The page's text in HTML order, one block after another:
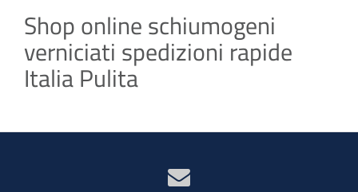
Shop online schiumogeni
verniciati spedizioni rapide
Italia Pulita